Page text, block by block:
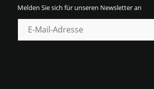
Melden Sie sich für unseren Newsletter an